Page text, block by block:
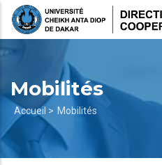
Aller
Mobilités
Fil
d'Ariane
Accueil > Mobilités